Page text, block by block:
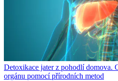
Detoxikace jater z pohodlí domova.
orgánu pomocí přírodních metod